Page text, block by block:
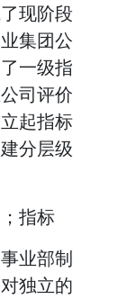
现阶段
集团公
一级指
司评价
起指标
分层级
指标
业部制
独立的